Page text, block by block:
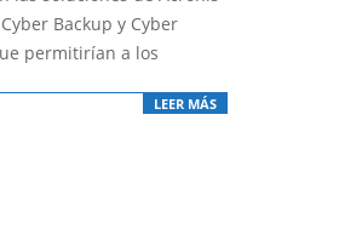
Backup y Cyber
permitirían a los
LEER MÁS